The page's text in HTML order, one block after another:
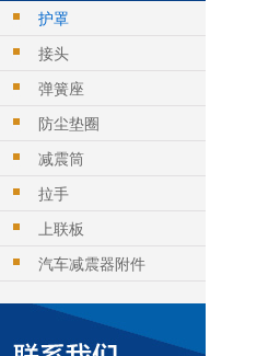
护罩
接头
弹簧座
防尘垫圈
减震筒
拉手
上联板
汽车减震器附件